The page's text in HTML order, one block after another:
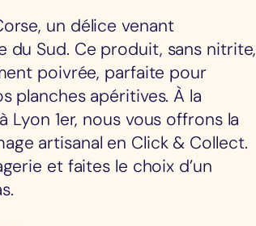
un délice venant
Sud. Ce produit, sans nitrite,
poivrée, parfaite pour
planches apéritives. À la
Lyon 1er, nous vous offrons la
artisanal en Click & Collect.
et faites le choix d’un